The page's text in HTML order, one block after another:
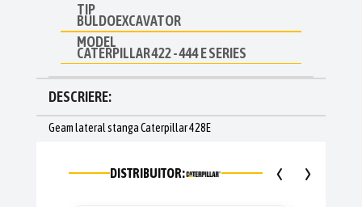
TIP
BULDOEXCAVATOR
MODEL
CATERPILLAR 422 - 444 E SERIES
DESCRIERE:
Geam lateral stanga Caterpillar 428E
DISTRIBUITOR: ‹ ›